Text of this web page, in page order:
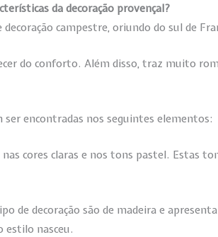
da decoração provençal?
campestre, oriundo do sul de
do conforto. Além disso, traz muito
encontradas nos seguintes elementos:
cores claras e nos tons pastel. Estas
de decoração são de madeira e
estilo nasceu.